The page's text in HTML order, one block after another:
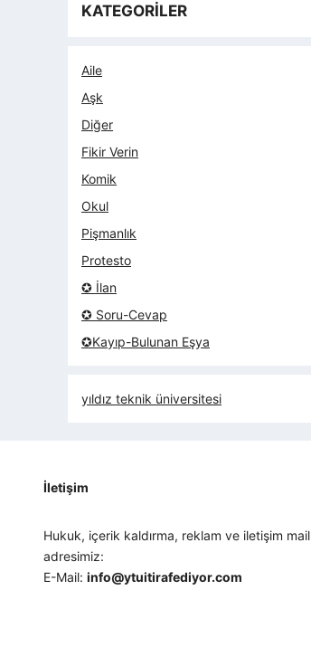
KATEGORİLER
Aile
Aşk
Diğer
Fikir Verin
Komik
Okul
Pişmanlık
Protesto
✪ İlan
✪ Soru-Cevap
✪Kayıp-Bulunan Eşya
yıldız teknik üniversitesi
İletişim
Hukuk, içerik kaldırma, reklam ve iletişim mail
adresimiz:
E-Mail:info@ytuitirafediyor.com